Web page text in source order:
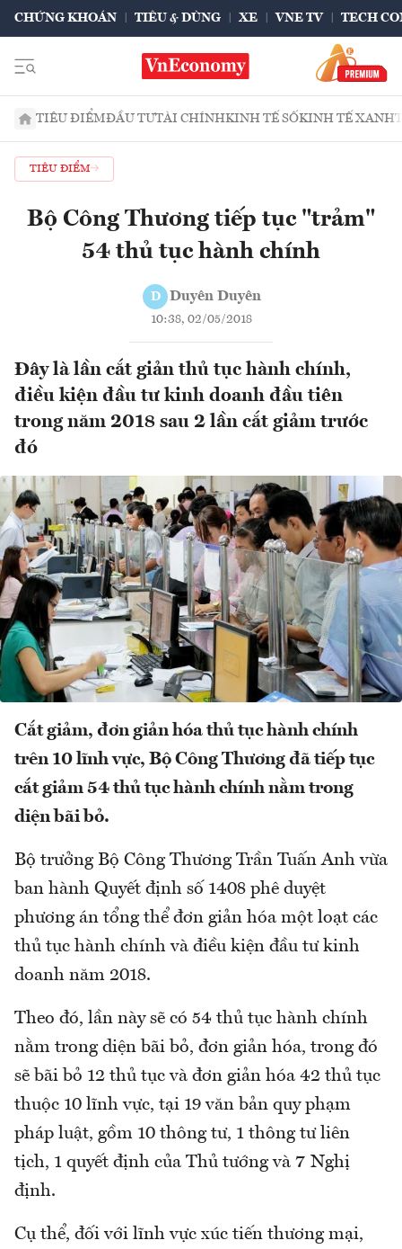
CHỨNG KHOÁN TIÊU & DÙNG XE VNE TV TECH
TIÊU ĐIỂMĐẦU TƯTÀI CHÍNHKINH TẾ SỐKINH TẾ XANH
TIÊU ĐIỂM
Bộ Công Thương tiếp tục "trảm"
54 thủ tục hành chính
D Duyên Duyên
10:38, 02/05/2018
Đây là lần cắt giản thủ tục hành chính,
điều kiện đầu tư kinh doanh đầu tiên
trong năm 2018 sau 2 lần cắt giảm trước
đó
Cắt giảm, đơn giản hóa thủ tục hành chính
trên 10 lĩnh vực, Bộ Công Thương đã tiếp tục
cắt giảm 54 thủ tục hành chính nằm trong
diện bãi bỏ.
Bộ trưởng Bộ Công Thương Trần Tuấn Anh vừa
ban hành Quyết định số 1408 phê duyệt
phương án tổng thể đơn giản hóa một loạt các
thủ tục hành chính và điều kiện đầu tư kinh
doanh năm 2018.
Theo đó, lần này sẽ có 54 thủ tục hành chính
nằm trong diện bãi bỏ, đơn giản hóa, trong đó
sẽ bãi bỏ 12 thủ tục và đơn giản hóa 42 thủ tục
thuộc 10 lĩnh vực, tại 19 văn bản quy phạm
pháp luật, gồm 10 thông tư, 1 thông tư liên
tịch, 1 quyết định của Thủ tướng và 7 Nghị
định.
Cụ thể, đối với lĩnh vực xúc tiến thương mại,